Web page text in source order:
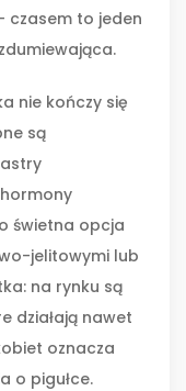
czasem to jeden
nie kończy się
są
świetna opcja
jelitowymi lub
na rynku są
działają nawet
oznacza
o pigułce.